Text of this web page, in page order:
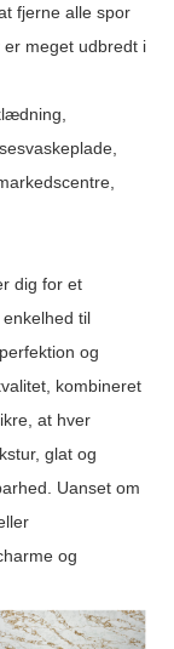
fjerne alle spor
meget udbredt i
dig for et
til
og
kombineret
at hver
glat og
Uanset om
og